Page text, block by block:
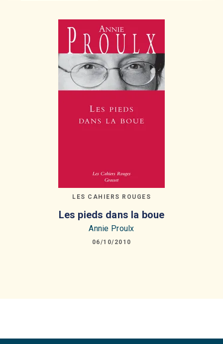
LES CAHIERS ROUGES
Les pieds dans la boue
Annie Proulx
06/10/2010